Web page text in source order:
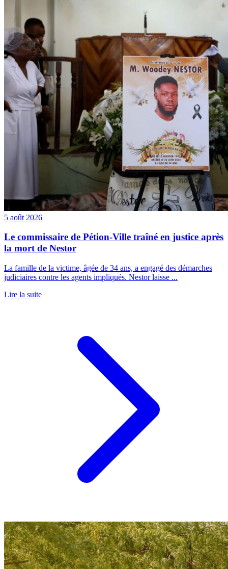
5 août 2026
Le commissaire de Pétion-Ville traîné en justice après
la mort de Nestor
La famille de la victime, âgée de 34 ans, a engagé des démarches
judiciaires contre les agents impliqués. Nestor laisse ...
Lire la suite